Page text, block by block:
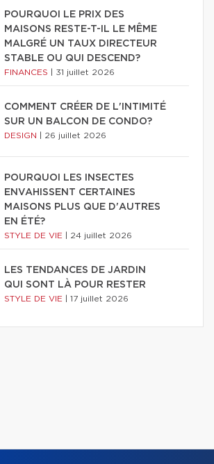
POURQUOI LE PRIX DES
MAISONS RESTE-T-IL LE MÊME
MALGRÉ UN TAUX DIRECTEUR
STABLE OU QUI DESCEND?
FINANCES 31 juillet 2026
COMMENT CRÉER DE L'INTIMITÉ
SUR UN BALCON DE CONDO?
DESIGN 26 juillet 2026
POURQUOI LES INSECTES
ENVAHISSENT CERTAINES
MAISONS PLUS QUE D'AUTRES
EN ÉTÉ?
STYLE DE VIE 24 juillet 2026
LES TENDANCES DE JARDIN
QUI SONT LÀ POUR RESTER
STYLE DE VIE 17 juillet 2026